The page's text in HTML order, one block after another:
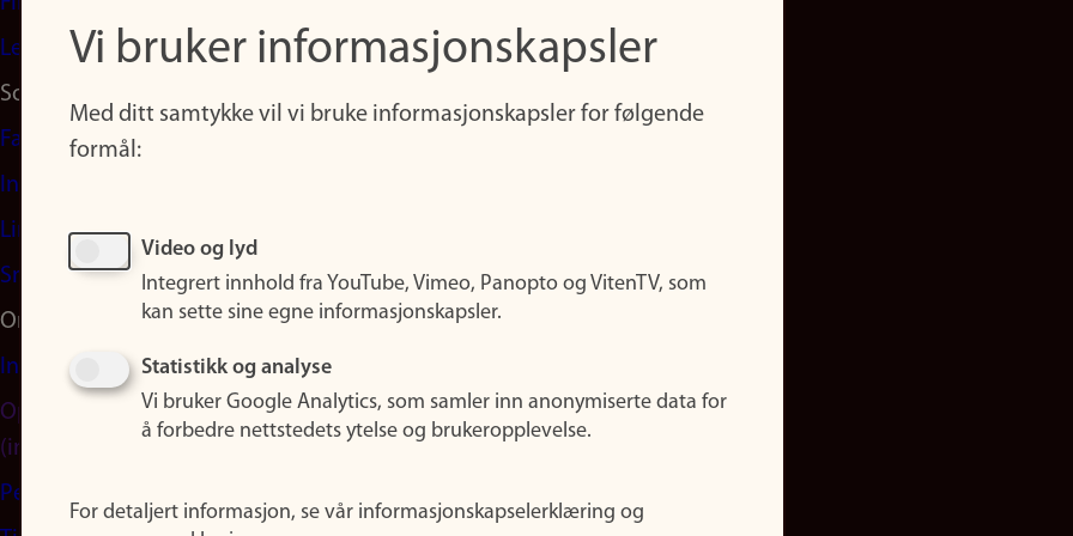
Ledige stillinger
Sosiale medier
Facebook
Instagram
LinkedIn
Snapchat
Om nettstedet
Informasjonskapsler
Oppdater samtykke
(informasjonskapsler)
Personvern
Vi bruker informasjonskapsler
Med ditt samtykke vil vi bruke informasjonskapsler for følgende
formål:
Video og lyd
Integrert innhold fra YouTube, Vimeo, Panopto og VitenTV, som
kan sette sine egne informasjonskapsler.
Statistikk og analyse
Vi bruker Google Analytics, som samler inn anonymiserte data for
å forbedre nettstedets ytelse og brukeropplevelse.
For detaljert informasjon, se vår informasjonskapselerklæring og